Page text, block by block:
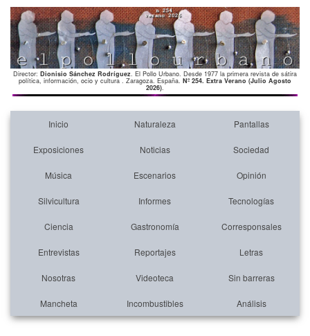
Director: Dionisio Sánchez Rodríguez. El Pollo Urbano. Desde 1977 la primera revista de sátira
política, información, ocio y cultura . Zaragoza. España. Nº 254. Extra Verano (Julio Agosto
2026).
Inicio Naturaleza Pantallas
Exposiciones Noticias Sociedad
Música Escenarios Opinión
Silvicultura Informes Tecnologías
Ciencia Gastronomía Corresponsales
Entrevistas Reportajes Letras
Nosotras Videoteca Sin barreras
Mancheta Incombustibles Análisis